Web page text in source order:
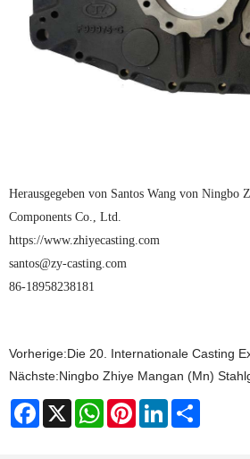
Herausgegeben von Santos Wang von Ningbo
Components Co., Ltd.
https://www.zhiyecasting.com
santos@zy-casting.com
86-18958238181
Vorherige:Die 20. Internationale Casting
Nächste:Ningbo Zhiye Mangan (Mn)
Facebook
X WhatsAppPinterestLinkedIn